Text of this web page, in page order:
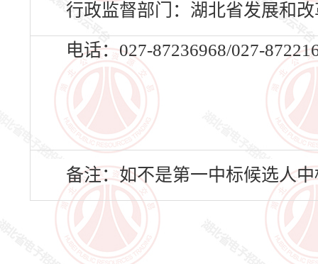
行政监督部门：湖北省发展和
电话：027-87236968/027-
备注：如不是第一中标候选人